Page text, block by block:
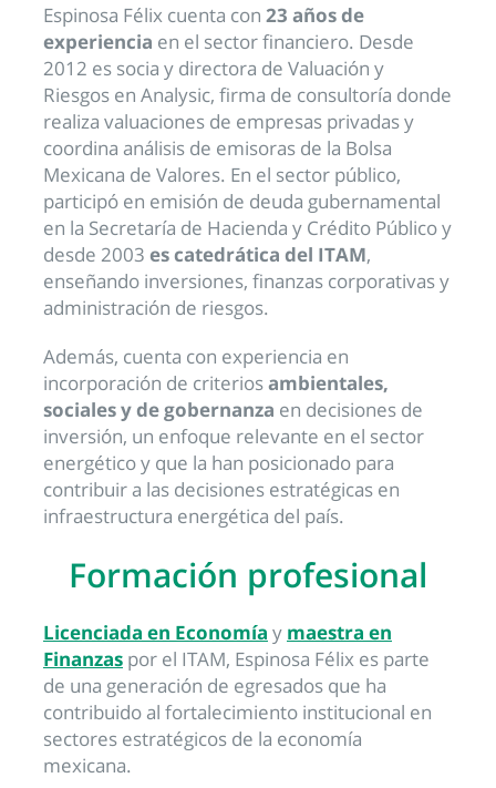
Espinosa Félix cuenta con 23 años de
experiencia en el sector financiero. Desde
2012 es socia y directora de Valuación y
Riesgos en Analysic, firma de consultoría donde
realiza valuaciones de empresas privadas y
coordina análisis de emisoras de la Bolsa
Mexicana de Valores. En el sector público,
participó en emisión de deuda gubernamental
en la Secretaría de Hacienda y Crédito Público y
desde 2003 es catedrática del ITAM,
enseñando inversiones, finanzas corporativas y
administración de riesgos.
Además, cuenta con experiencia en
incorporación de criteriosambientales,
sociales y de gobernanza en decisiones de
inversión, un enfoque relevante en el sector
energético y que la han posicionado para
contribuir a las decisiones estratégicas en
infraestructura energética del país.
Formación profesional
Licenciada en Economía y maestra en
Finanzas por el ITAM, Espinosa Félix es parte
de una generación de egresados que ha
contribuido al fortalecimiento institucional en
sectores estratégicos de la economía
mexicana.